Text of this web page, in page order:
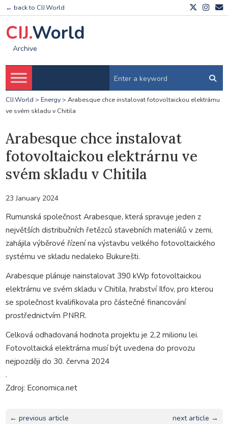
← back to CIJ.World
CIJ.World
Archive
CIJ.World > Energy> Arabesque chce instalovat fotovoltaickou elektrárnu
ve svém skladu v Chitila
Arabesque chce instalovat
fotovoltaickou elektrárnu ve
svém skladu v Chitila
23 January 2024
Rumunská společnost Arabesque, která spravuje jeden z
největších distribučních řetězců stavebních materiálů v zemi,
zahájila výběrové řízení na výstavbu velkého fotovoltaického
systému ve skladu nedaleko Bukurešti.
Arabesque plánuje nainstalovat 390 kWp fotovoltaickou
elektrárnu ve svém skladu v Chitila, hrabství Ilfov, pro kterou
se společnost kvalifikovala pro částečné financování
prostřednictvím PNRR.
Celková odhadovaná hodnota projektu je 2,2 milionu lei.
Fotovoltaická elektrárna musí být uvedena do provozu
nejpozději do 30. června 2024
.
Zdroj: Economica.net
← previous article next article →